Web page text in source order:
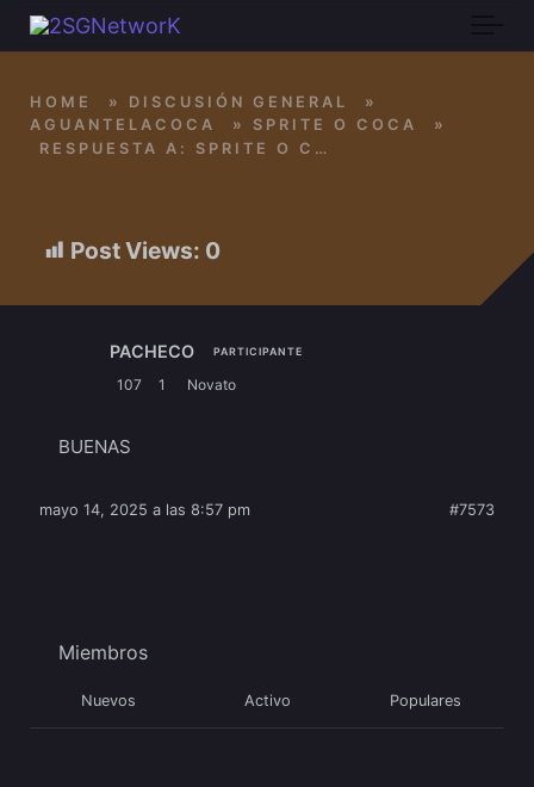
Skip to main content
Post Views: 0
HOME » DISCUSIÓN GENERAL
»
AGUANTELACOCA
» SPRITE O COCA
»
RESPUESTA A: SPRITE O COCA
PACHECO PARTICIPANTE
107 1 Novato
BUENAS
mayo 14, 2025 a las 8:57 pm #7573
Miembros
Nuevos Activo Populares